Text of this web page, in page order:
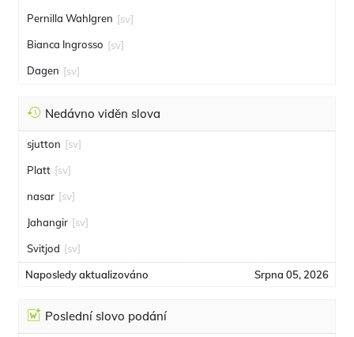
Pernilla Wahlgren [sv]
Bianca Ingrosso [sv]
Dagen [sv]
Nedávno viděn slova
sjutton [sv]
Platt [sv]
nasar [sv]
Jahangir [sv]
Svitjod [sv]
Naposledy aktualizováno Srpna 05, 2026
Poslední slovo podání